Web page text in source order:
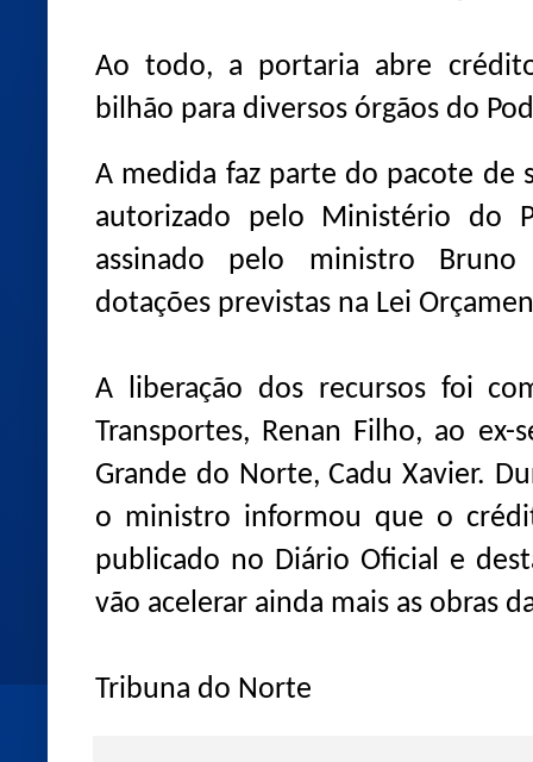
Ao todo, a portaria abre
bilhão para diversos órgãos do
A medida faz parte do pacote de
autorizado pelo Ministério do
assinado pelo ministro
dotações previstas na Lei
A liberação dos recursos foi
Transportes, Renan Filho, ao
Grande do Norte, Cadu Xavier.
o ministro informou que o
publicado no Diário Oficial e
vão acelerar ainda mais as obras
Tribuna do Norte